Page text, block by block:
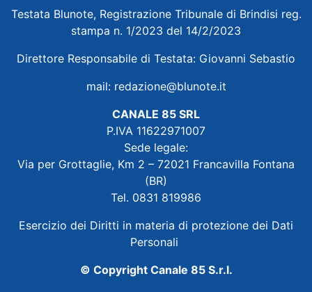
Testata Blunote, Registrazione Tribunale di Brindisi reg.
stampa n. 1/2023 del 14/2/2023
Direttore Responsabile di Testata: Giovanni Sebastio
mail: redazione@blunote.it
CANALE 85 SRL
P.IVA 11622971007
Sede legale:
Via per Grottaglie, Km 2 – 72021 Francavilla Fontana
(BR)
Tel. 0831 819986
Esercizio dei Diritti in materia di protezione dei Dati
Personali
© Copyright Canale 85 S.r.l.